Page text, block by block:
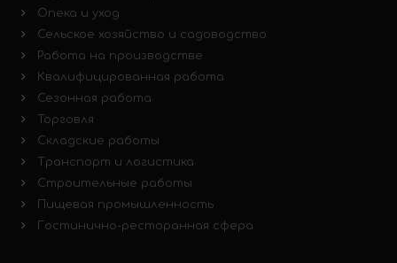
Опека и уход
Сельское хозяйство и садоводство
Работа на производстве
Квалифицированная работа
Сезонная работа
Торговля
Складские работы
Транспорт и логистика
Строительные работы
Пищевая промышленность
Гостинично-ресторанная сфера